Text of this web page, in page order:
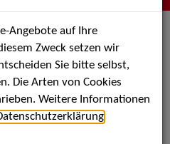
als PDF speichern
Angebote auf Ihre
Zweck setzen wir
Sie bitte selbst,
Die Arten von Cookies
Weitere Informationen